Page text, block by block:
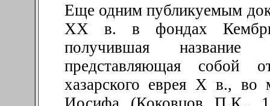
Еще одним публикуемым
ХХ в. в фондах
получившая
представляющая собой
хазарского еврея Х в., во